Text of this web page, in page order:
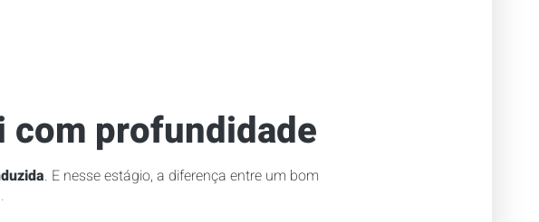
com profundidade
. E nesse estágio, a diferença entre um bom